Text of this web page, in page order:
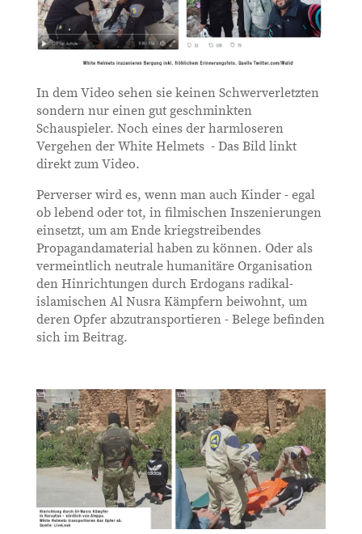
In dem Video sehen sie keinen Schwerverletzten
sondern nur einen gut geschminkten
Schauspieler. Noch eines der harmloseren
Vergehen der White Helmets - Das Bild linkt
direkt zum Video.
Perverser wird es, wenn man auch Kinder - egal
ob lebend oder tot, in filmischen Inszenierungen
einsetzt, um am Ende kriegstreibendes
Propagandamaterial haben zu können. Oder als
vermeintlich neutrale humanitäre Organisation
den Hinrichtungen durch Erdogans radikal-
islamischen Al Nusra Kämpfern beiwohnt, um
deren Opfer abzutransportieren - Belege befinden
sich im Beitrag.